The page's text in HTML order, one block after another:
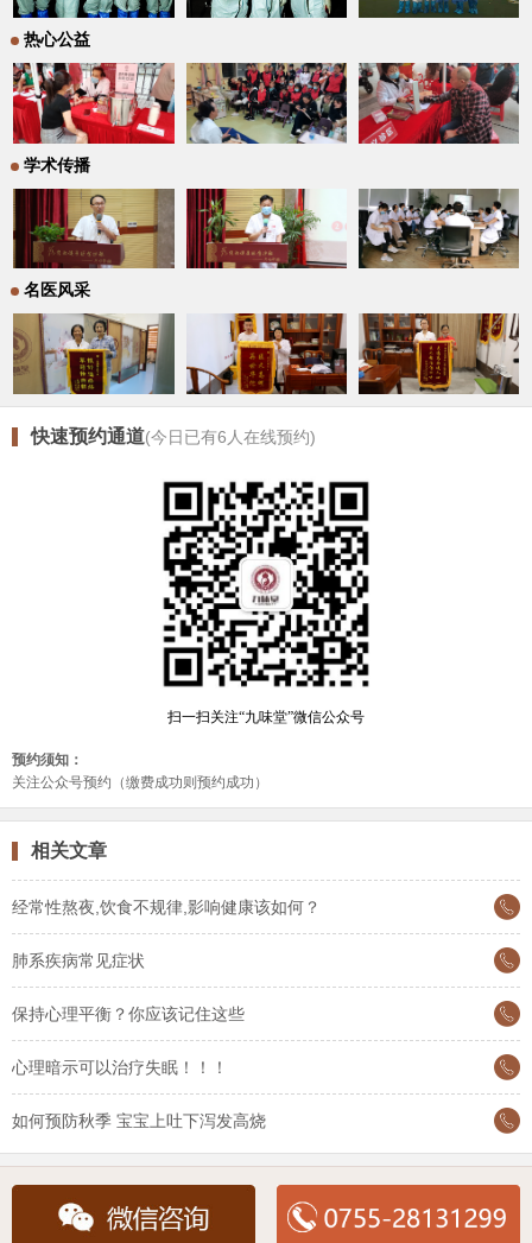
热心公益
学术传播
名医风采
快速预约通道(今日已有6 人在线预约)
相关文章
经常性熬夜,饮食不规律,影响健康该如何？
肺系疾病常见症状
保持心理平衡？你应该记住这些
心理暗示可以治疗失眠！！！
如何预防秋季 宝宝上吐下泻发高烧